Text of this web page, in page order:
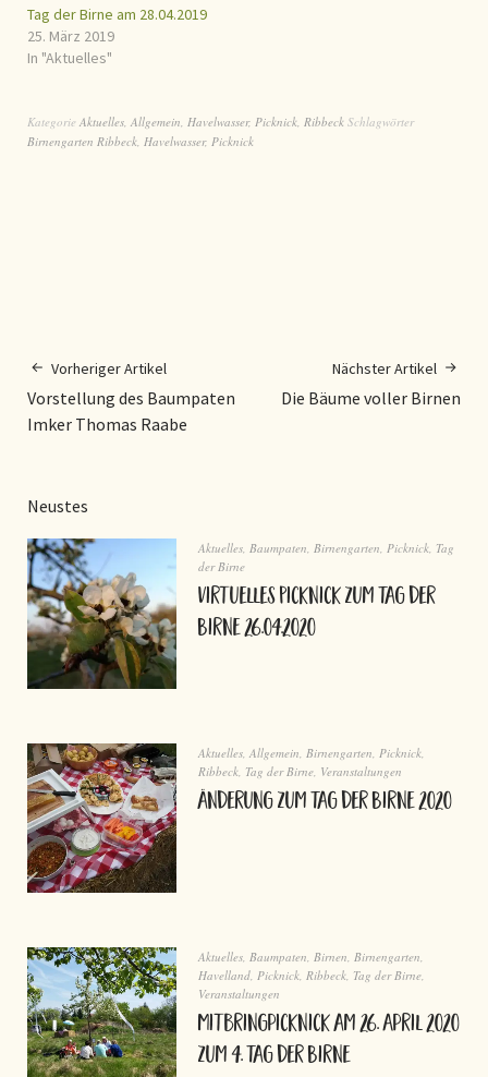
Tag der Birne am 28.04.2019
25. März 2019
In "Aktuelles"
Kategorie Aktuelles, Allgemein, Havelwasser, Picknick, Ribbeck Schlagwörter
Birnengarten Ribbeck, Havelwasser, Picknick
Vorheriger Artikel
Vorstellung des Baumpaten
Imker Thomas Raabe
Nächster Artikel
Die Bäume voller Birnen
Neustes
Aktuelles,Baumpaten,Birnengarten,Picknick, Tag
der Birne
virtuelles Picknick zum Tag der
Birne 26.04.2020
Aktuelles ,Allgemein Birnengarten Picknick
Ribbeck Tag der Birne Veranstaltungen
Änderung zum Tag der Birne 2020
Aktuelles Baumpaten Birnen Birnengarten
Havelland Picknick Ribbeck Tag der Birne
Veranstaltungen
Mitbringpicknick am 26. April 2020
zum 4. Tag der Birne